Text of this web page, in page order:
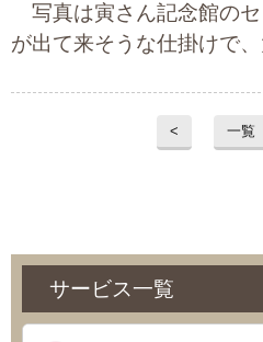
写真は寅さん記念館の
が出て来そうな仕掛けで、
< 一覧
サービス一覧